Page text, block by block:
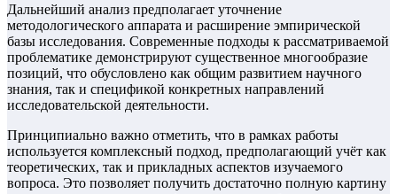
Дальнейший анализ предполагает уточнение
методологического аппарата и расширение эмпирической
базы исследования. Современные подходы к рассматриваемой
проблематике демонстрируют существенное многообразие
позиций, что обусловлено как общим развитием научного
знания, так и спецификой конкретных направлений
исследовательской деятельности.
Принципиально важно отметить, что в рамках работы
используется комплексный подход, предполагающий учёт как
теоретических, так и прикладных аспектов изучаемого
вопроса. Это позволяет получить достаточно полную картину